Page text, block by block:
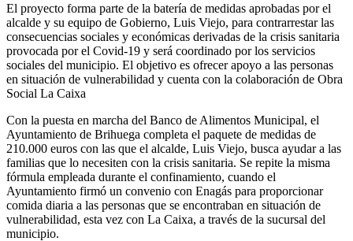
El proyecto forma parte de la batería de medidas aprobadas por el
alcalde y su equipo de Gobierno, Luis Viejo, para contrarrestar las
consecuencias sociales y económicas derivadas de la crisis sanitaria
provocada por el Covid-19 y será coordinado por los servicios
sociales del municipio. El objetivo es ofrecer apoyo a las personas
en situación de vulnerabilidad y cuenta con la colaboración de Obra
Social La Caixa
Con la puesta en marcha del Banco de Alimentos Municipal, el
Ayuntamiento de Brihuega completa el paquete de medidas de
210.000 euros con las que el alcalde, Luis Viejo, busca ayudar a las
familias que lo necesiten con la crisis sanitaria. Se repite la misma
fórmula empleada durante el confinamiento, cuando el
Ayuntamiento firmó un convenio con Enagás para proporcionar
comida diaria a las personas que se encontraban en situación de
vulnerabilidad, esta vez con La Caixa, a través de la sucursal del
municipio.